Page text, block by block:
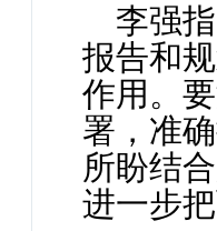
李强
报告和
作用。
署，准
所盼结
进一步